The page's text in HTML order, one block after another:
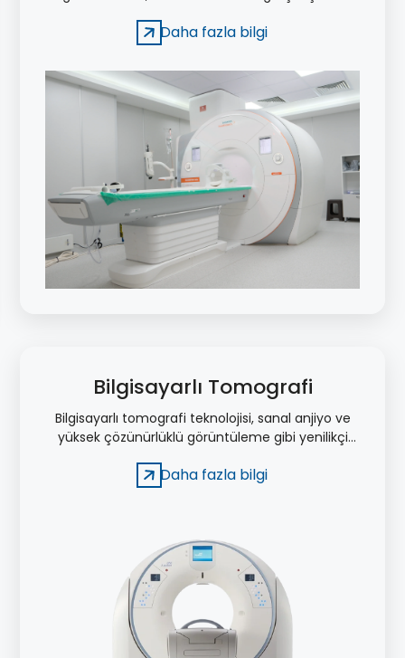
Daha fazla bilgi
Bilgisayarlı Tomografi
Bilgisayarlı tomografi teknolojisi, sanal anjiyo ve
yüksek çözünürlüklü görüntüleme gibi yenilikçi
rol oynamaktadır.
Daha fazla bilgi